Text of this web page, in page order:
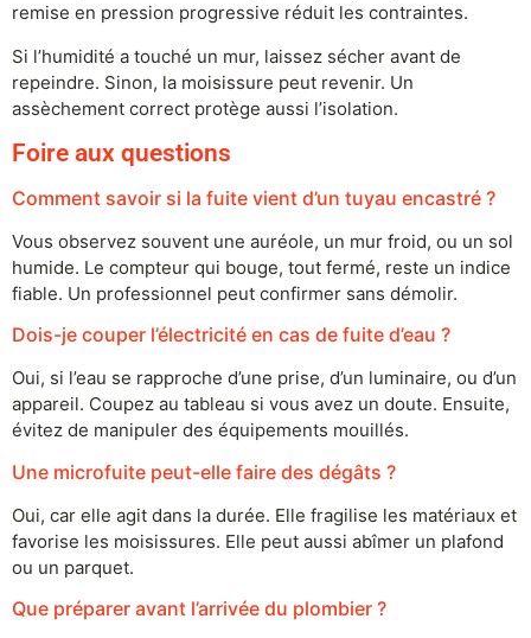
remise en pression progressive réduit les contraintes.
Si l’humidité a touché un mur, laissez sécher avant de
repeindre. Sinon, la moisissure peut revenir. Un
assèchement correct protège aussi l’isolation.
Foire aux questions
Comment savoir si la fuite vient d’un tuyau encastré ?
Vous observez souvent une auréole, un mur froid, ou un sol
humide. Le compteur qui bouge, tout fermé, reste un indice
fiable. Un professionnel peut confirmer sans démolir.
Dois-je couper l’électricité en cas de fuite d’eau ?
Oui, si l’eau se rapproche d’une prise, d’un luminaire, ou d’un
appareil. Coupez au tableau si vous avez un doute. Ensuite,
évitez de manipuler des équipements mouillés.
Une microfuite peut-elle faire des dégâts ?
Oui, car elle agit dans la durée. Elle fragilise les matériaux et
favorise les moisissures. Elle peut aussi abîmer un plafond
ou un parquet.
Que préparer avant l’arrivée du plombier ?